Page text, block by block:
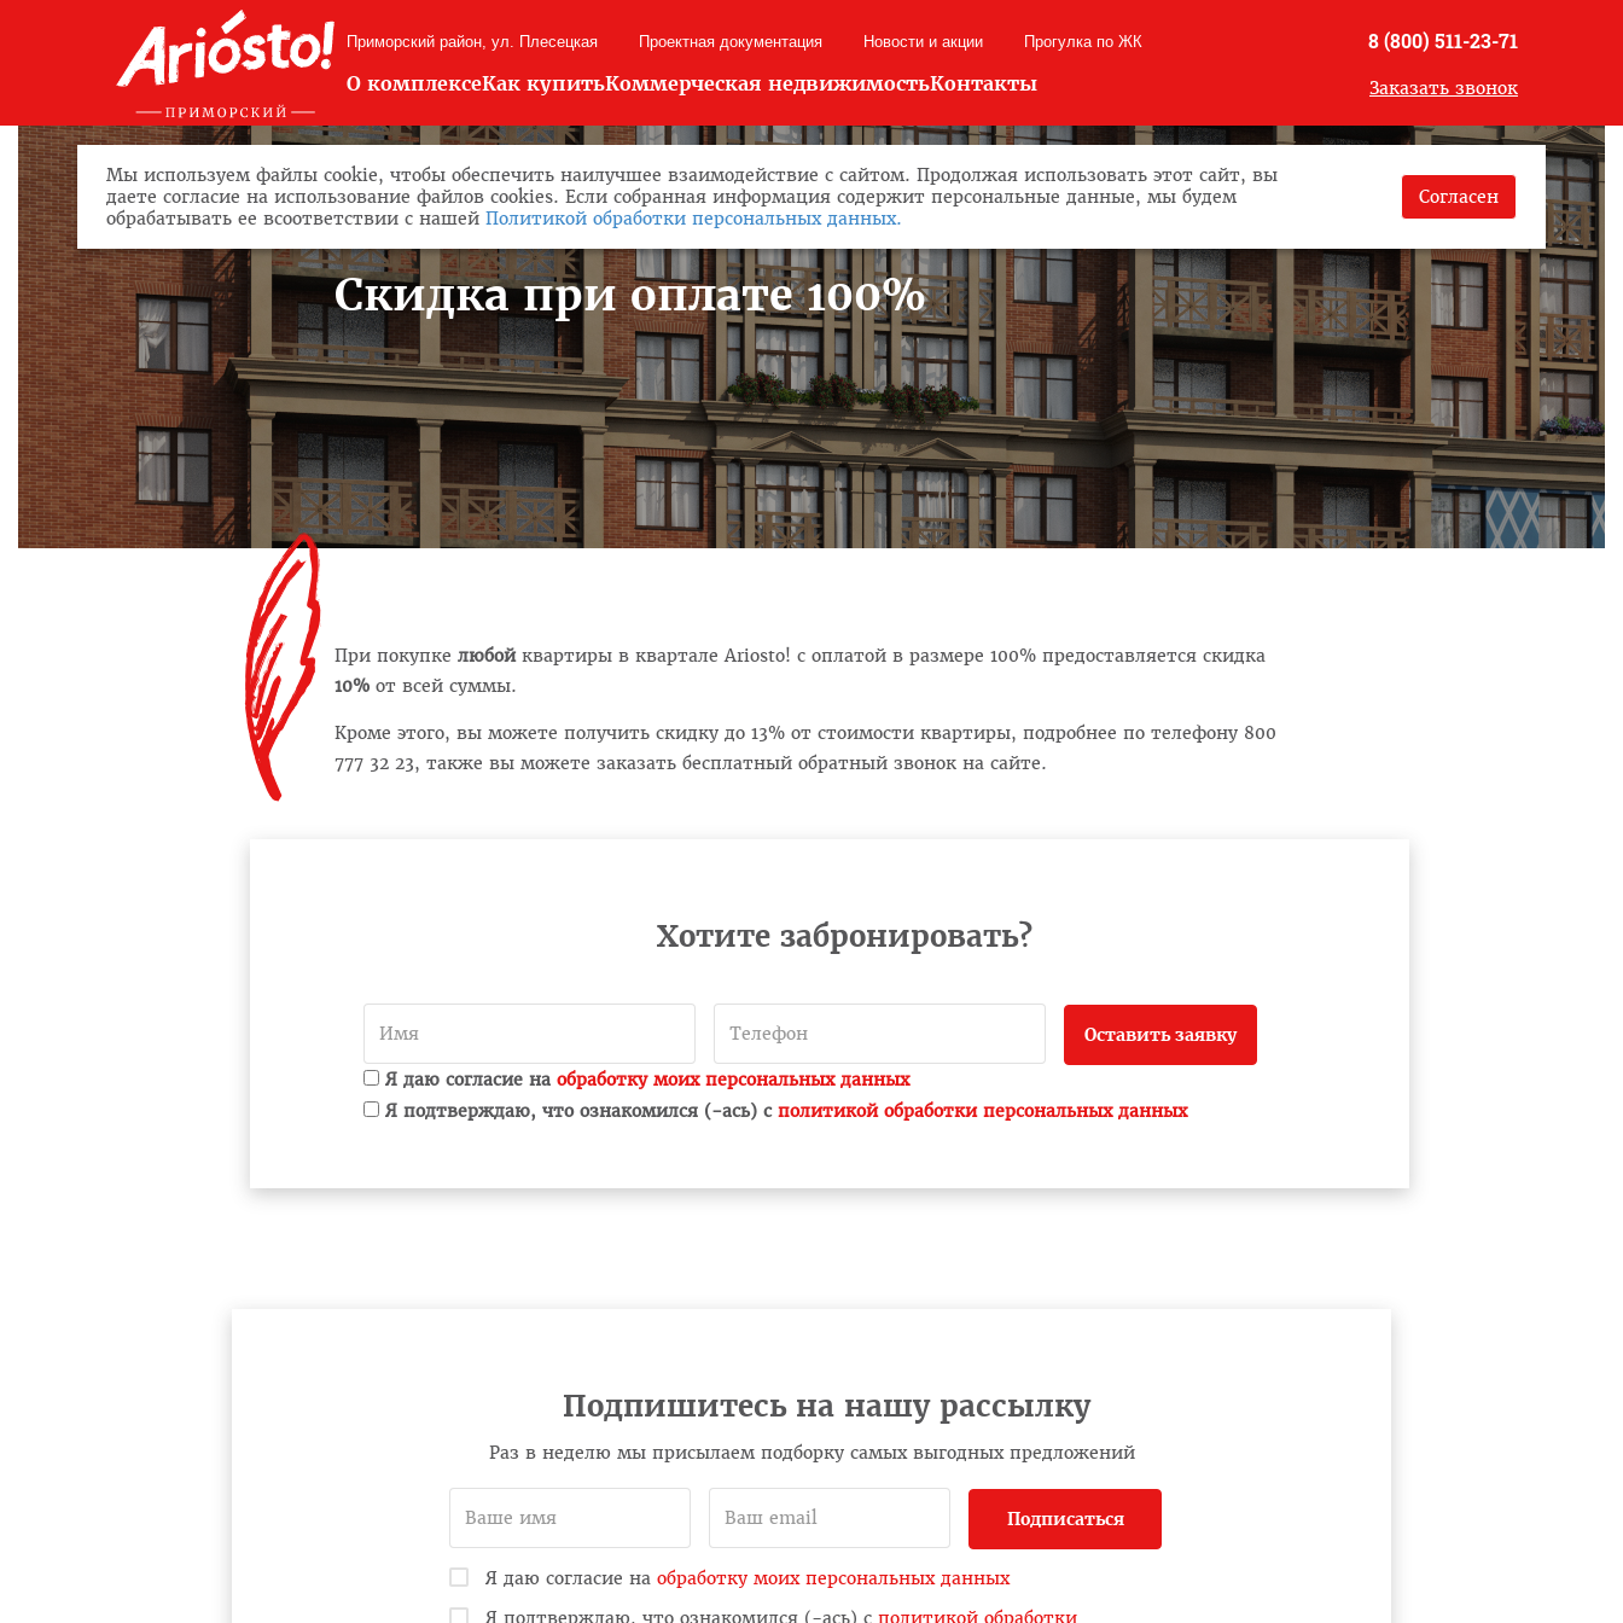
Приморский район, ул. Плесецкая Проектная документация Новости и акции Прогулка по ЖК
О комплексеКак купитьКоммерческая недвижимостьКонтакты
8 (800) 511-23-71
Заказать звонок
Скидка при оплате 100%
При покупке любойквартиры в квартале Ariosto! с оплатой в размере 100% предоставляется скидка
10% от всей суммы.
Кроме этого, вы можете получить скидку до 13% от стоимости квартиры, подробнее по телефону 800
777 32 23, также вы можете заказать бесплатный обратный звонок на сайте.
Хотите забронировать?
Оставить заявку
Я даю согласие на обработку моих персональных данных
Я подтверждаю, что ознакомился (-ась) с политикой обработки персональных данных
Подпишитесь на нашу рассылку
Раз в неделю мы присылаем подборку самых выгодных предложений
Подписаться
Я даю согласие на обработку моих персональных данных
Я подтверждаю, что ознакомился (-ась) с политикой обработки
Мы используем файлы cookie, чтобы обеспечить наилучшее взаимодействие с сайтом. Продолжая использовать этот сайт, вы
даете согласие на использование файлов cookies. Если собранная информация содержит персональные данные, мы будем
обрабатывать ее всоответствии с нашей Политикой обработки персональных данных.
Согласен